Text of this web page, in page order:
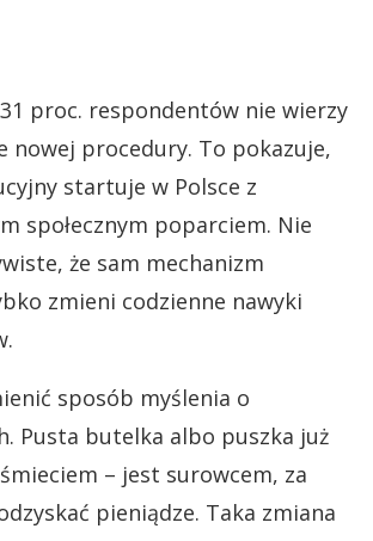
31 proc. respondentów nie wierzy
nowej procedury. To pokazuje,
startuje w Polsce z
społecznym poparciem. Nie
że sam mechanizm
zmieni codzienne nawyki
sposób myślenia o
Pusta butelka albo puszka już
– jest surowcem, za
pieniądze. Taka zmiana